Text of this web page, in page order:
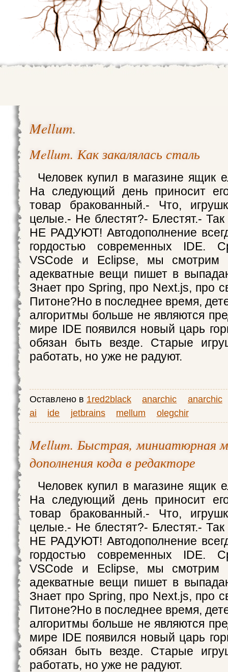
Mellum.
Mellum. Как закалялась сталь
Человек купил в магазине ящик
На следующий день приносит
товар бракованный.- Что,
целые.- Не блестят?- Блестят.-
НЕ РАДУЮТ! Автодополнение
гордостью современных IDE.
VSCode и Eclipse, мы
адекватные вещи пишет в
Знает про Spring, про Next.js, про
Питоне?Но в последнее время,
алгоритмы больше не являются
мире IDE появился новый царь
обязан быть везде. Старые
работать, но уже не радуют.
Оставлено в 1red2black anarchic
anarchic
ai
ide jetbrains mellum olegchir
Mellum. Быстрая, миниатюрная
дополнения кода в редакторе
Человек купил в магазине ящик
На следующий день приносит
товар бракованный.- Что,
целые.- Не блестят?- Блестят.-
НЕ РАДУЮТ! Автодополнение
гордостью современных IDE.
VSCode и Eclipse, мы
адекватные вещи пишет в
Знает про Spring, про Next.js, про
Питоне?Но в последнее время,
алгоритмы больше не являются
мире IDE появился новый царь
обязан быть везде. Старые
работать, но уже не радуют.